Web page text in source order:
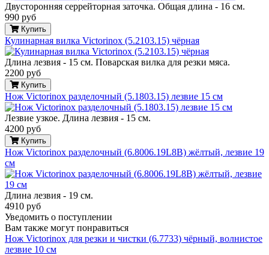
Двусторонняя серрейторная заточка. Общая длина - 16 см.
990 руб
Купить
Кулинарная вилка Victorinox (5.2103.15) чёрная
Длина лезвия - 15 см. Поварская вилка для резки мяса.
2200 руб
Купить
Нож Victorinox разделочный (5.1803.15) лезвие 15 см
Лезвие узкое. Длина лезвия - 15 см.
4200 руб
Купить
Нож Victorinox разделочный (6.8006.19L8B) жёлтый, лезвие 19
см
Длина лезвия - 19 см.
4910 руб
Уведомить о поступлении
Вам также могут понравиться
Нож Victorinox для резки и чистки (6.7733) чёрный, волнистое
лезвие 10 см